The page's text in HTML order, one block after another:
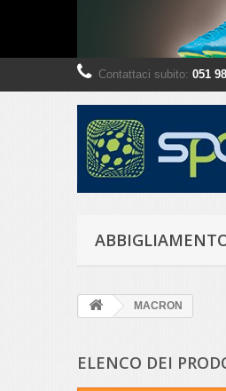
Contattaci subito: 051
MACRON
ELENCO DEI